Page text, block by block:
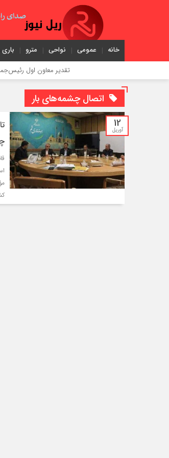
خانه عمومی نواحی مترو
تقدیر معاون اول رئیس‌جمهور از
اتصال چشمه‌های بار
12
آوریل